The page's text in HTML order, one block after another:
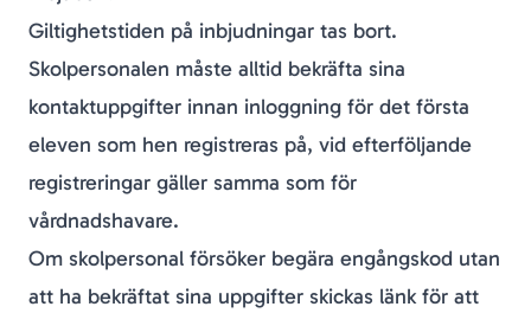
Giltighetstiden på inbjudningar tas bort.
Skolpersonalen måste alltid bekräfta sina
kontaktuppgifter innan inloggning för det första
eleven som hen registreras på, vid efterföljande
registreringar gäller samma som för
vårdnadshavare.
Om skolpersonal försöker begära engångskod utan
att ha bekräftat sina uppgifter skickas länk för att